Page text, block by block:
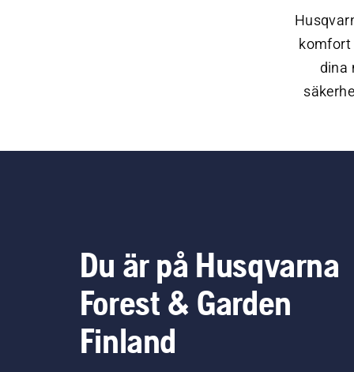
komfort
dina
Du är på Husqvarna
Forest & Garden
Finland